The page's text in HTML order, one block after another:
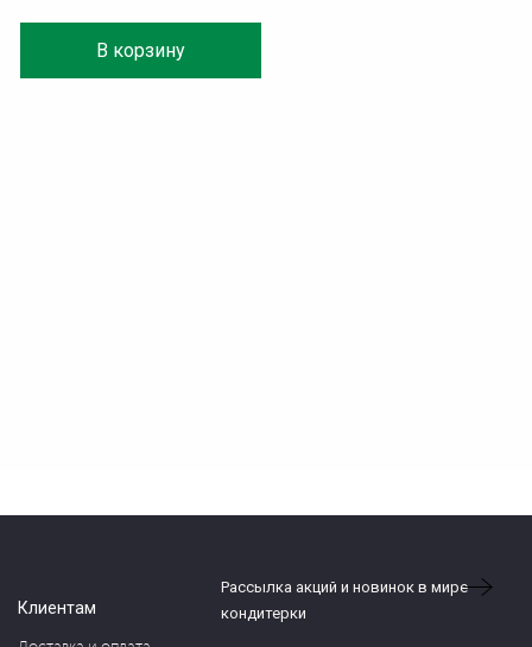
В корзину
Клиентам
Рассылка акций и новинок в мире
кондитерки